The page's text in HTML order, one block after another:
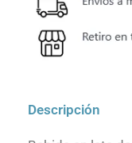
Descripción